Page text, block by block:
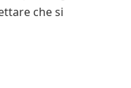
che si